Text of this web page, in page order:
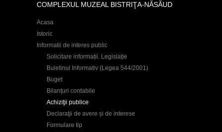
COMPLEXUL MUZEAL BISTRIŢA-NĂSĂUD
Acasa
Istoric
Informatii de interes public
Solicitare informații. Legislație
Buletinul Informativ (Legea 544/2001)
Buget
Bilanțuri contabile
Achiziţii publice
Declaraţii de avere și de interese
Formulare tip